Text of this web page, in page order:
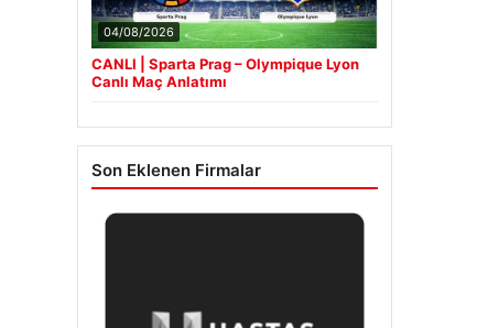
04/08/2026
CANLI | Sparta Prag – Olympique Lyon
Canlı Maç Anlatımı
Son Eklenen Firmalar